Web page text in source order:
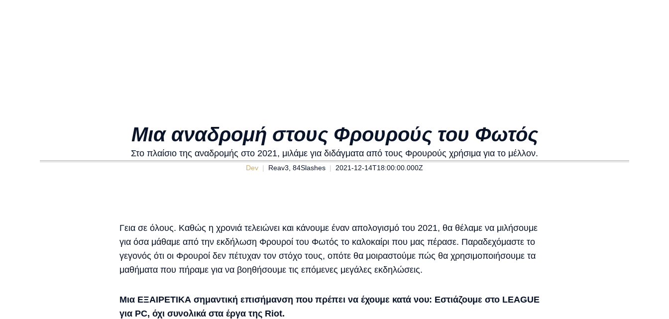
Μια αναδρομή στους Φρουρούς του Φωτός
Στο πλαίσιο της αναδρομής στο 2021, μιλάμε για διδάγματα από τους Φρουρούς χρήσιμα για το μέλλον.
Dev Reav3, 84Slashes 2021-12-14T18:00:00.000Z
Γεια σε όλους. Καθώς η χρονιά τελειώνει και κάνουμε έναν απολογισμό του 2021, θα θέλαμε να μιλήσουμε
για όσα μάθαμε από την εκδήλωση Φρουροί του Φωτός το καλοκαίρι που μας πέρασε. Παραδεχόμαστε το
γεγονός ότι οι Φρουροί δεν πέτυχαν τον στόχο τους, οπότε θα μοιραστούμε πώς θα χρησιμοποιήσουμε τα
μαθήματα που πήραμε για να βοηθήσουμε τις επόμενες μεγάλες εκδηλώσεις.
Μια ΕΞΑΙΡΕΤΙΚΑ σημαντική επισήμανση που πρέπει να έχουμε κατά νου: Εστιάζουμε στο LEAGUE
για PC, όχι συνολικά στα έργα της Riot.